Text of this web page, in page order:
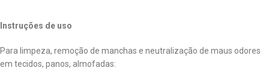
Instruções de uso
Para limpeza, remoção de manchas e neutralização de maus odores
em tecidos, panos, almofadas: